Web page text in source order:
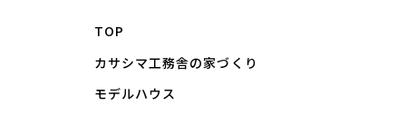
TOP
カサシマ工務舎の家づくり
モデルハウス